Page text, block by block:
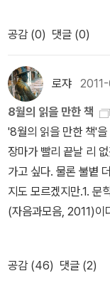
때 더 많이 배운다.
찰함으로써 얻는 새로
리에서 모네와 세잔이
애크로이드가 서로를
하는 동료들을 선택할
수 있게 해준다. 인류
있다는 것이고 그래서
시들의 경우 학교 교
더 많은 기술을 습득
든다. 더 나은 학교는
이런 부모들은 학교를
창조하는 최고의 방법
즉, 수요와 공급을 따
아지지 않은 것 같
eir boundaries are
nd ratings and
on is one of the
providing public
달러짜리 비즈니스 모
삶을 누리며 그 속에서
함으로써 생계를 유지
람들을 조명한다. 아직
인구를 저자는 '플레이
인 싱크탱크 스트랫포
새롭게 펴낸 다가올
시작된 21세기의 첫
했던 세계 질서는 어
에서 빠져나올 수 있을
할 수 있을까? 동북아
가? 날카로운 통찰력
질서가 재편되는 모습
공감 (0) 댓글 (0)
로쟈
8월의 읽을 만한 책
'8월의 읽을 만한 책'
장마가 빨리 끝날 리
가고 싶다. 물론 불볕
지도 모르겠지만.1. 문
(자음과모음, 2011)이
있다는 것이다.'라는
이설을 꼽았다. 이미
공감 (46) 댓글 (2)